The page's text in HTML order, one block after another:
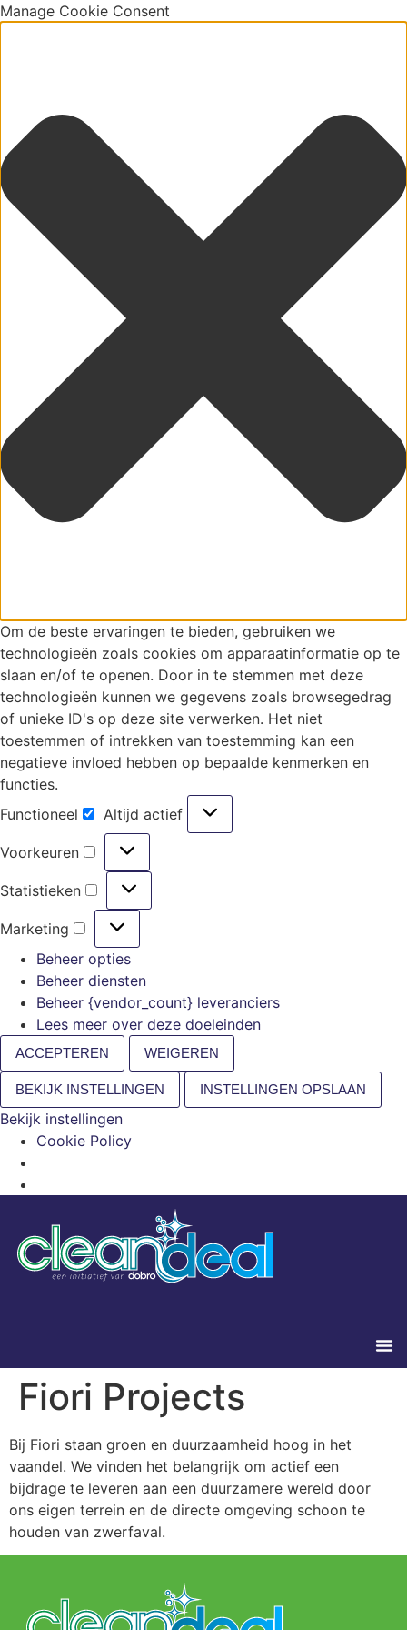
Manage Cookie Consent
Om de beste ervaringen te bieden, gebruiken we
technologieën zoals cookies om apparaatinformatie op te
slaan en/of te openen. Door in te stemmen met deze
technologieën kunnen we gegevens zoals browsegedrag
of unieke ID's op deze site verwerken. Het niet
toestemmen of intrekken van toestemming kan een
negatieve invloed hebben op bepaalde kenmerken en
functies.
Functioneel
Altijd actief
Voorkeuren
Statistieken
Marketing
Beheer opties
Beheer diensten
Beheer {vendor_count} leveranciers
Lees meer over deze doeleinden
ACCEPTEREN WEIGEREN
BEKIJK INSTELLINGEN INSTELLINGEN OPSLAAN
Bekijk instellingen
Cookie Policy
Fiori Projects
Bij Fiori staan groen en duurzaamheid hoog in het
vaandel. We vinden het belangrijk om actief een
bijdrage te leveren aan een duurzamere wereld door
ons eigen terrein en de directe omgeving schoon te
houden van zwerfaval.